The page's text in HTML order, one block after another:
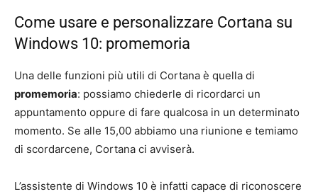
Come usare e personalizzare Cortana su
Windows 10: promemoria
Una delle funzioni più utili di Cortana è quella di
promemoria: possiamo chiederle di ricordarci un
appuntamento oppure di fare qualcosa in un determinato
momento. Se alle 15,00 abbiamo una riunione e temiamo
di scordarcene, Cortana ci avviserà.
L’assistente di Windows 10 è infatti capace di riconoscere